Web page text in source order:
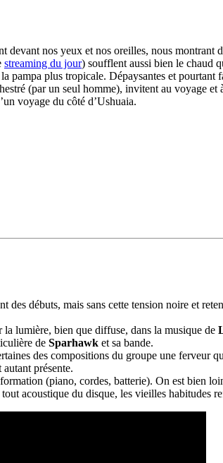
devant nos yeux et nos oreilles, nous montrant
streaming du jour) soufflent aussi bien le chaud
plus tropicale. Dépaysantes et pourtant
(par un seul homme), invitent au voyage et
voyage du côté d’Ushuaia.
des débuts, mais sans cette tension noire et
la lumière, bien que diffuse, dans la musique de
de Sparhawk et sa bande.
des compositions du groupe une ferveur
autant présente.
(piano, cordes, batterie). On est bien
acoustique du disque, les vieilles habitudes